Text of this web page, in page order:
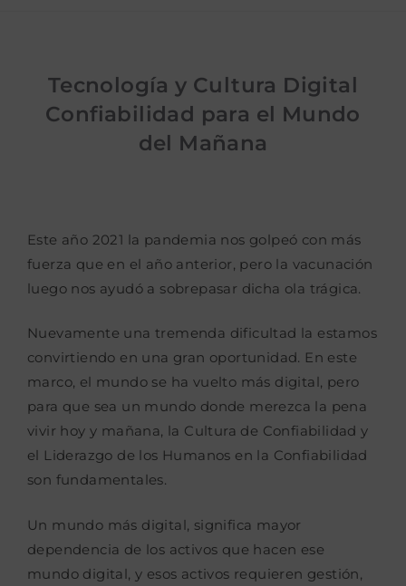
Tecnología y Cultura Digital
Confiabilidad para el Mundo
del Mañana
Este año 2021 la pandemia nos golpeó con más
fuerza que en el año anterior, pero la vacunación
luego nos ayudó a sobrepasar dicha ola trágica.
Nuevamente una tremenda dificultad la estamos
convirtiendo en una gran oportunidad. En este
marco, el mundo se ha vuelto más digital, pero
para que sea un mundo donde merezca la pena
vivir hoy y mañana, la Cultura de Confiabilidad y
el Liderazgo de los Humanos en la Confiabilidad
son fundamentales.
Un mundo más digital, significa mayor
dependencia de los activos que hacen ese
mundo digital, y esos activos requieren gestión,